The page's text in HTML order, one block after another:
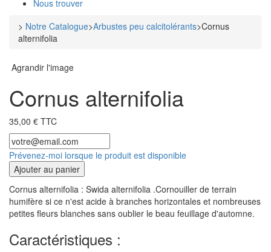
Nous trouver
> Notre Catalogue>Arbustes peu calcitolérants>Cornus
alternifolia
Agrandir l'image
Cornus alternifolia
35,00 € TTC
Prévenez-moi lorsque le produit est disponible
Ajouter au panier
Cornus alternifolia : Swida alternifolia .Cornouiller de terrain
humifère si ce n'est acide à branches horizontales et nombreuses
petites fleurs blanches sans oublier le beau feuillage d'automne.
Caractéristiques :